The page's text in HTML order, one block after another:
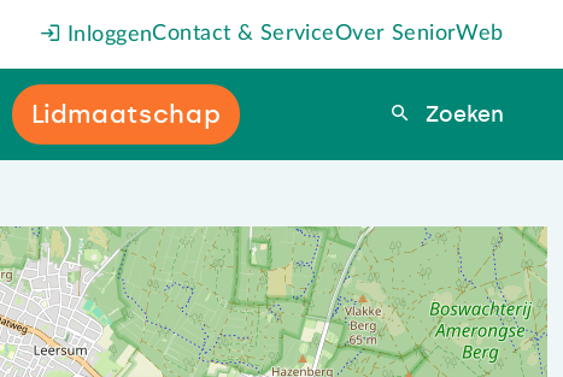
InloggenContact & ServiceOver SeniorWeb
Lidmaatschap Zoeken
Zoeken